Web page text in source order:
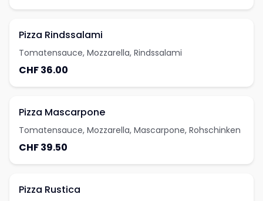
Pizza Rindssalami
Tomatensauce, Mozzarella, Rindssalami
CHF 36.00
Pizza Mascarpone
Tomatensauce, Mozzarella, Mascarpone, Rohschinken
CHF 39.50
Pizza Rustica